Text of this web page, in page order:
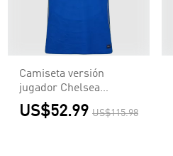
Camiseta versión
jugador Chelsea
2026/27 Primera
Equipación - Versión
US$52.99 US$115.98